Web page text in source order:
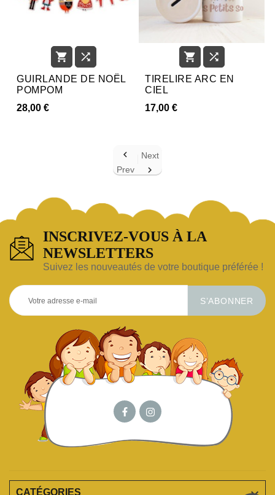
 
GUIRLANDE DE NOËL
POMPOM
28,00 €
 
TIRELIRE ARC EN
CIEL
17,00 €

Prev
Next

INSCRIVEZ-VOUS À LA
NEWSLETTERS
Suivez les nouveautés de votre boutique préférée !
S’ABONNER
CATÉGORIES